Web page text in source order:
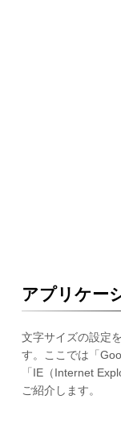
アプリケー
文字サイズの設定
す。ここでは「
「IE（Internet
ご紹介します。